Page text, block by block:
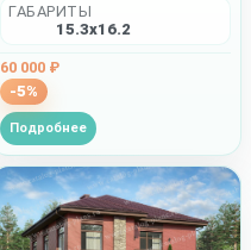
ГАБАРИТЫ
15.3x16.2
60 000 ₽
-5%
Подробнее